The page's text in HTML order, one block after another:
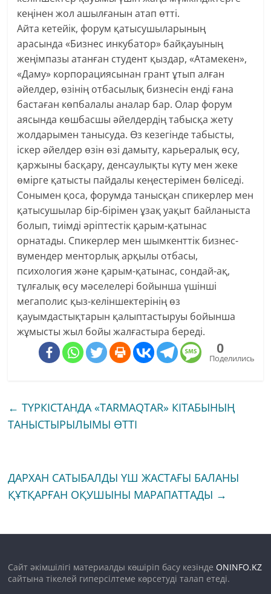
кеңінен жол ашылғанын атап өтті.
Айта кетейік, форум қатысушыларының
арасында «Бизнес инкубатор» байқауының
жеңімпазы атанған студент қыздар, «Атамекен»,
«Даму» корпорациясынан грант ұтып алған
әйелдер, өзінің отбасылық бизнесін енді ғана
бастаған көпбалалы аналар бар. Олар форум
аясында көшбасшы әйелдердің табысқа жету
жолдарымен танысуда. Өз кезегінде табысты,
іскер әйелдер өзін өзі дамыту, карьералық өсу,
қаржыны басқару, денсаулықты күту мен жеке
өмірге қатысты пайдалы кеңестерімен бөліседі.
Сонымен қоса, форумда танысқан спикерлер мен
қатысушылар бір-бірімен ұзақ уақыт байланыста
болып, тиімді әріптестік қарым-қатынас
орнатады. Спикерлер мен шымкенттік бизнес-
вумендер менторлық арқылы отбасы,
психология және қарым-қатынас, сондай-ақ,
тұлғалық өсу мәселелері бойынша үшінші
мегаполис қыз-келіншектерінің өз
қауымдастықтарын қалыптастыруы бойынша
жұмысты жыл бойы жалғастыра береді.
0
Поделились
← ТҮРКІСТАНДА «TARMAQTAR» КІТАБЫНЫҢ
ТАНЫСТЫРЫЛЫМЫ ӨТТІ
ДАРХАН САТЫБАЛДЫ ҮШ ЖАСТАҒЫ БАЛАНЫ
ҚҰТҚАРҒАН ОҚУШЫНЫ МАРАПАТТАДЫ →
Сайт әкімшілігі материалды көшіріп басу кезінде ONINFO.KZ
сайтына тікелей гиперсілтеме көрсетуді талап етеді.